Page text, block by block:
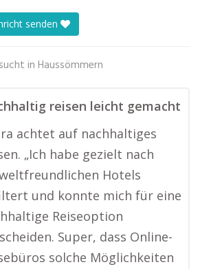
senden
sucht in Haussömmern
reisen leicht gemacht
achtet auf nachhaltiges
„Ich habe gezielt nach
Hotels
und konnte mich für eine
Reiseoption
Super, dass Online-
solche Möglichkeiten